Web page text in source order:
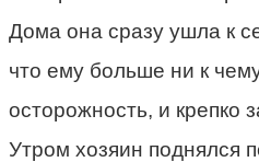
Дома она сразу ушла к
что ему больше ни к
осторожность, и крепко
Утром хозяин поднялся